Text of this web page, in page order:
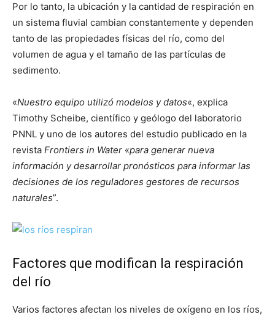
Por lo tanto, la ubicación y la cantidad de respiración en
un sistema fluvial cambian constantemente y dependen
tanto de las propiedades físicas del río, como del
volumen de agua y el tamaño de las partículas de
sedimento.
«Nuestro equipo utilizó modelos y datos«, explica
Timothy Scheibe, científico y geólogo del laboratorio
PNNL y uno de los autores del estudio publicado en la
revista Frontiers in Water «para generar nueva
información y desarrollar pronósticos para informar las
decisiones de los reguladores gestores de recursos
naturales”.
Factores que modifican la respiración
del río
Varios factores afectan los niveles de oxígeno en los ríos,